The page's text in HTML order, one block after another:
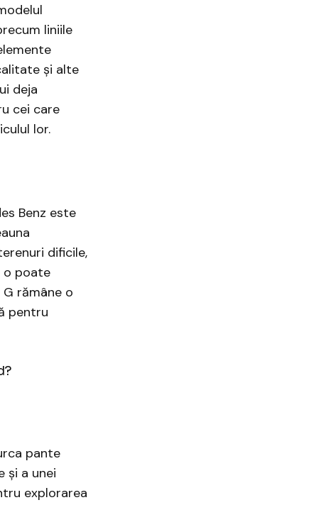
liniile
și alte
deja
cei care
lor.
Benz este
dificile,
o poate
rămâne o
pentru
pante
și a unei
explorarea